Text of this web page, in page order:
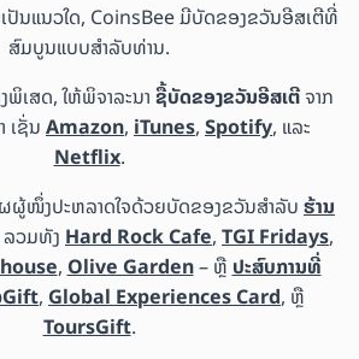
ປັນແນວໃດ, CoinsBee ມີບັດຂອງຂວັນອີສເຕີທີ່
ສົມບູນແບບສຳລັບທ່ານ.
ເສດ, ໃຫ້ພິຈາລະນາຊື້ບັດຂອງຂວັນອີສເຕີຈາກ
ເຊັ່ນAmazon, iTunes,Spotify, ແລະ
Netflix.
ຜຜູ້ໜຶ່ງປະຫລາດໃຈດ້ວຍບັດຂອງຂວັນສຳລັບຮ້ານ
ວມທັງ Hard Rock Cafe,TGI Fridays,
, Olive Garden– ຫຼື ປະສົບການທີ່
, Global Experiences Card, ຫຼື
ToursGift.